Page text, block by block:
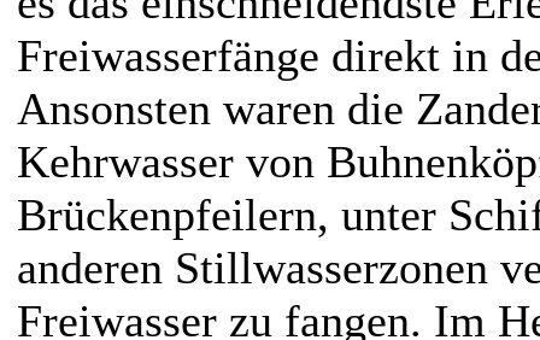
Freiwasserfänge direkt in
Ansonsten waren die
Kehrwasser von
Brückenpfeilern, unter
anderen Stillwasserzonen
Freiwasser zu fangen. Im